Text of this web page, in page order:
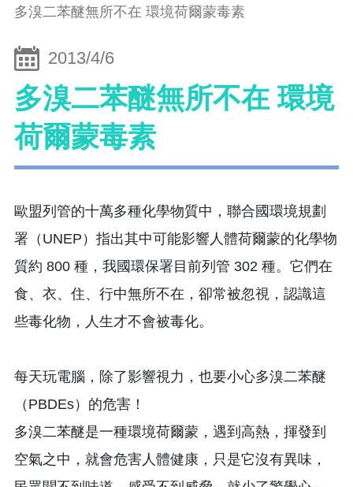
多溴二苯醚無所不在 環境荷爾蒙毒素
2013/4/6
多溴二苯醚無所不在 環境
荷爾蒙毒素
歐盟列管的十萬多種化學物質中，聯合國環境規劃
署（UNEP）指出其中可能影響人體荷爾蒙的化學物
質約 800 種，我國環保署目前列管 302 種。它們在
食、衣、住、行中無所不在，卻常被忽視，認識這
些毒化物，人生才不會被毒化。
每天玩電腦，除了影響視力，也要小心多溴二苯醚
（PBDEs）的危害！
多溴二苯醚是一種環境荷爾蒙，遇到高熱，揮發到
空氣之中，就會危害人體健康，只是它沒有異味，